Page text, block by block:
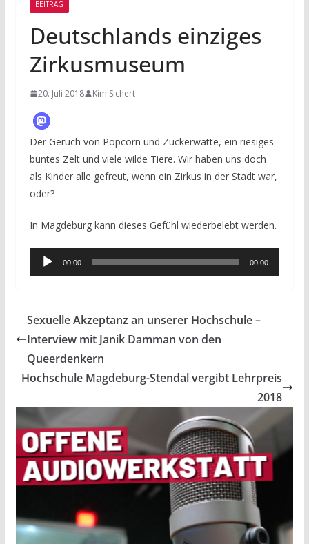
BEITRAG
Deutschlands einziges
Zirkusmuseum
20. Juli 2018 Kim Sichert
Der Geruch von Popcorn und Zuckerwatte, ein riesiges
buntes Zelt und viele wilde Tiere. Wir haben uns doch
als Kinder alle gefreut, wenn ein Zirkus in der Stadt war,
oder?
In Magdeburg kann dieses Gefühl wiederbelebt werden.
Audio-
Player
00:00 00:00
Sexuelle Akzeptanz an unserer Hochschule –
Interview mit Janik Damman von den
Queerdenkern
Hochschule Magdeburg-Stendal vergibt Lehrpreis
2018